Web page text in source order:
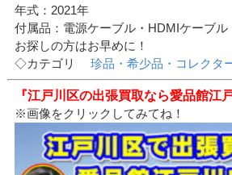
年式：2021年
付属品：電源ケーブル・HDMIケーブル
お探しの方はお早めに！
◇カテゴリ珍品・希少品・コレクタ
『江戸川区の出張買取なら愛品館江
※画像をクリックしてみてね！